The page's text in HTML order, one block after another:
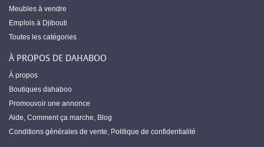
Meubles à vendre
Emplois à Djibouti
Toutes les catégories
À PROPOS DE DAHABOO
À propos
Boutiques dahaboo
Promouvoir une annonce
Aide, Comment ça marche, Blog
Conditions générales de vente, Politique de confidentialité